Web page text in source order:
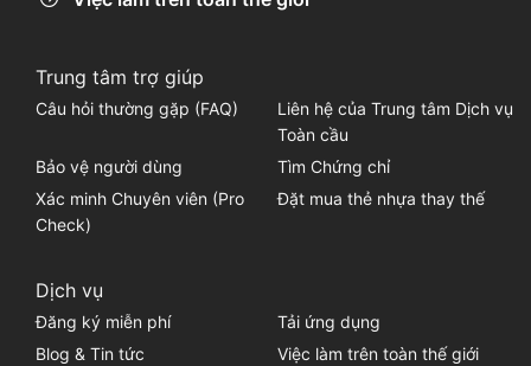
Trung tâm trợ giúp
Câu hỏi thường gặp (FAQ)
Liên hệ của Trung tâm Dịch vụ
Toàn cầu
Bảo vệ người dùng
Tìm Chứng chỉ
Xác minh Chuyên viên (Pro
Check)
Đặt mua thẻ nhựa thay thế
Dịch vụ
Đăng ký miễn phí
Tải ứng dụng
Blog & Tin tức
Việc làm trên toàn thế giới